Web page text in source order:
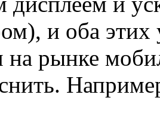
и оба этих
на рынке